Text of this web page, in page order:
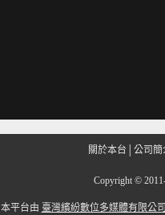
關於本台 公司簡
Copyright ©
本平台由 臺灣繽紛數位多媒體有限公